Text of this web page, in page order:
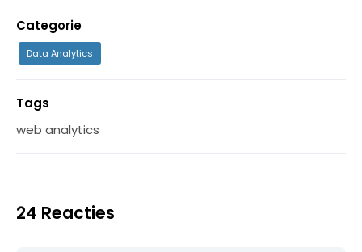
Categorie
Data Analytics
Tags
web analytics
24 Reacties